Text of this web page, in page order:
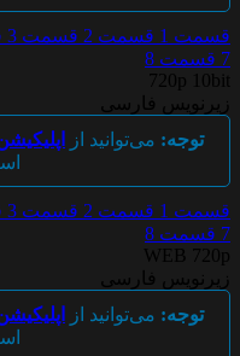
1 قسمت 2 قسمت 3
قسمت 8
720p
فارسی
توجه:می‌توانید از
1 قسمت 2 قسمت 3
قسمت 8
WEB
فارسی
توجه:می‌توانید از